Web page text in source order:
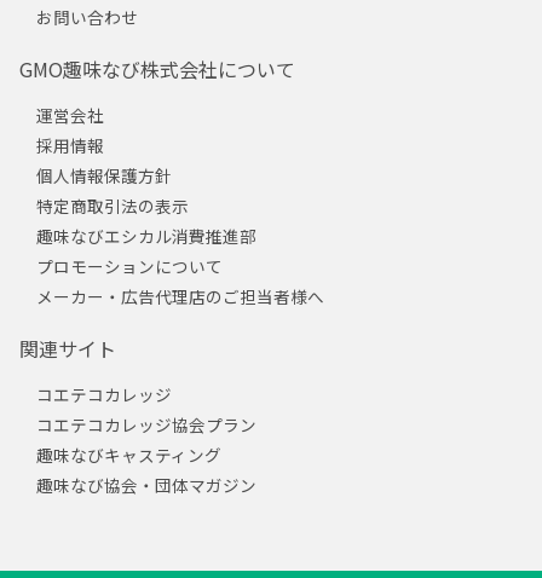
お問い合わせ
GMO趣味なび株式会社について
運営会社
採用情報
個人情報保護方針
特定商取引法の表示
趣味なびエシカル消費推進部
プロモーションについて
メーカー・広告代理店のご担当者様へ
関連サイト
コエテコカレッジ
コエテコカレッジ協会プラン
趣味なびキャスティング
趣味なび協会・団体マガジン